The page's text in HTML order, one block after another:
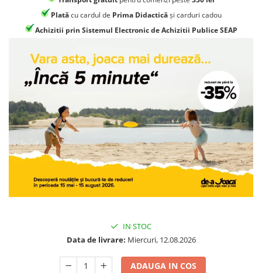
Jocuri geografie
Jocuri invatat limba engleza
Jocuri si jucarii educative
Jocuri STEAM
Jucarii muzicale
Jucării ȋndemânare
Masinute si trenulete
Roboti de jucarie
Platăcu cardul de Prima Didacticăși carduri cadou
Achizitii prin Sistemul Electronic de Achizitii Publice SEAP
IN STOC
Data de livrare: Miercuri, 12.08.2026
ADAUGA IN COS